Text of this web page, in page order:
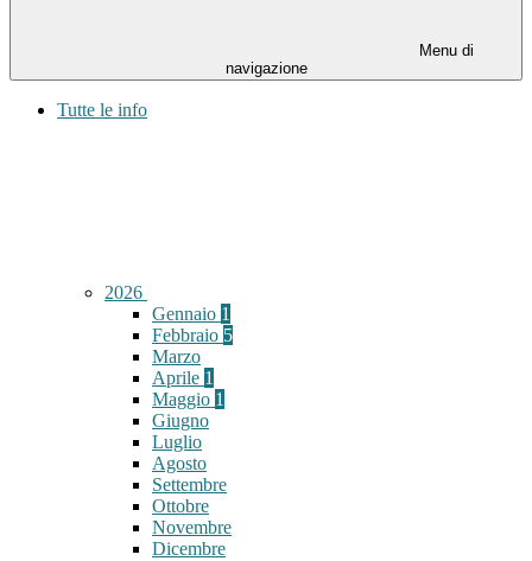
Menu di
navigazione
Tutte le info
2026
Gennaio 1
Febbraio 5
Marzo
Aprile 1
Maggio 1
Giugno
Luglio
Agosto
Settembre
Ottobre
Novembre
Dicembre